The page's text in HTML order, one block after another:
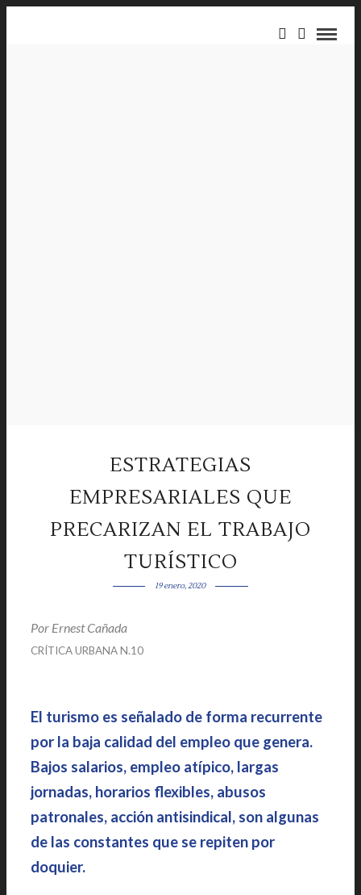
ESTRATEGIAS
EMPRESARIALES QUE
PRECARIZAN EL TRABAJO
TURÍSTICO
19 enero, 2020
Por Ernest Cañada
CRÍTICA URBANA N.10
El turismo es señalado de forma recurrente
por la baja calidad del empleo que genera.
Bajos salarios, empleo atípico, largas
jornadas, horarios flexibles, abusos
patronales, acción antisindical, son algunas
de las constantes que se repiten por
doquier.